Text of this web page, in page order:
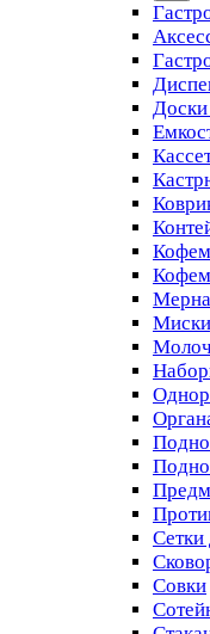
Доски
Сетки
Совки